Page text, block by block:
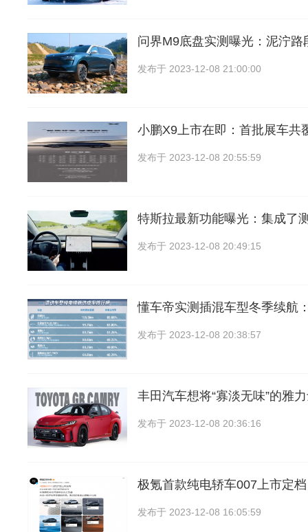
问界M9底盘实测曝光：泥泞路
发布于 2023-12-08 21:00:00
小鹏X9上市在即：首批展车共
发布于 2023-12-08 20:55:59
特斯拉最新功能曝光：集成了
发布于 2023-12-08 20:49:15
懂车帝实测插混车型冬季续航
发布于 2023-12-08 20:38:57
丰田汽车想将“寡淡无味”的雅
发布于 2023-12-08 20:36:16
极氪首款纯电轿车007上市定
发布于 2023-12-08 16:05:59